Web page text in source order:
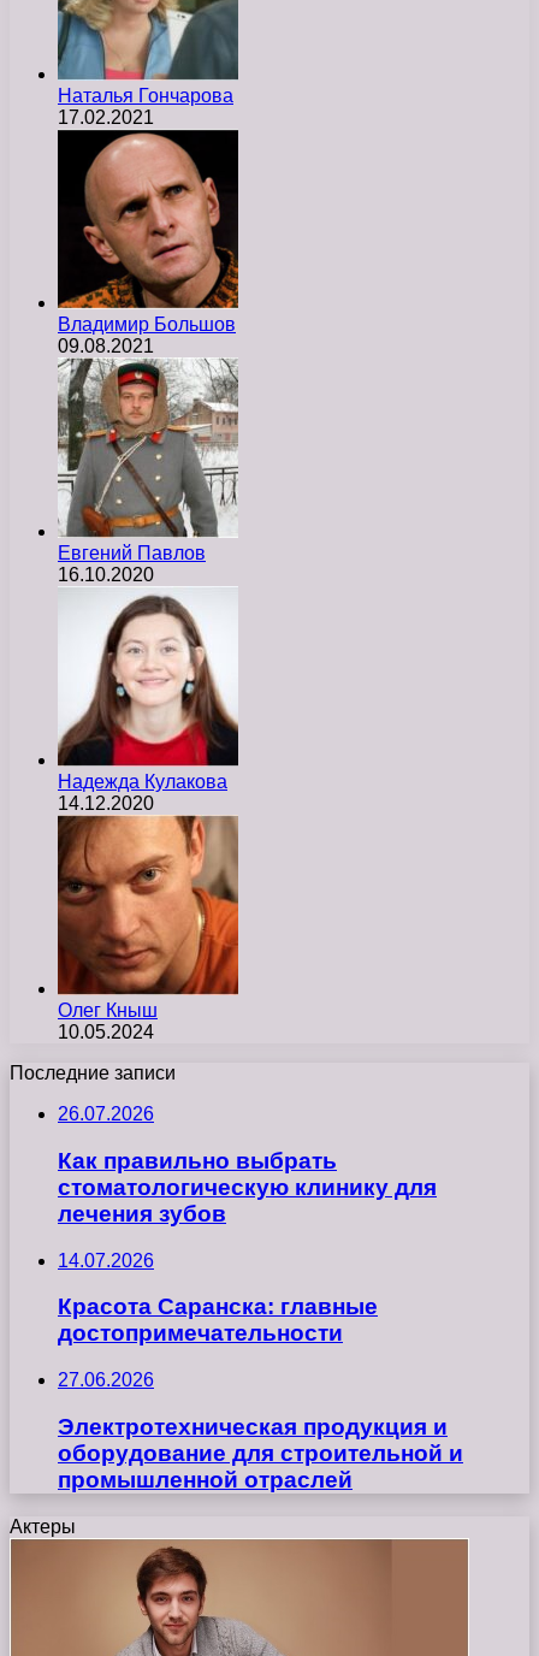
Наталья Гончарова
17.02.2021
Владимир Большов
09.08.2021
Евгений Павлов
16.10.2020
Надежда Кулакова
14.12.2020
Олег Кныш
10.05.2024
Последние записи
26.07.2026
Как правильно выбрать
стоматологическую клинику для
лечения зубов
14.07.2026
Красота Саранска: главные
достопримечательности
27.06.2026
Электротехническая продукция и
оборудование для строительной и
промышленной отраслей
Актеры